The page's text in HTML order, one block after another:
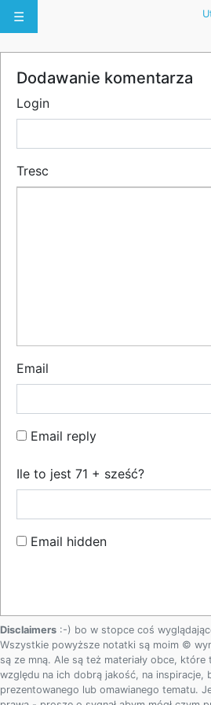
☰
Dodawanie komentarza
Login
Tresc
Email
Email reply
Ile to jest 71 + sześć?
Email hidden
Disclaimers :-) bo w stopce coś
Wszystkie powyższe notatki są moim ©
są ze mną. Ale są też materiały obce,
względu na ich dobrą jakość, na inspiracje,
prezentowanego lub omawianego tematu.